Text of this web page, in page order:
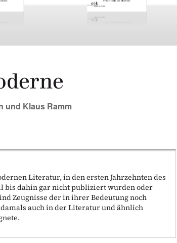
und Klaus Ramm
Literatur, in den ersten Jahrzehnten des
bis dahin gar nicht publiziert wurden oder
Zeugnisse der in ihrer Bedeutung noch
auch in der Literatur und ähnlich